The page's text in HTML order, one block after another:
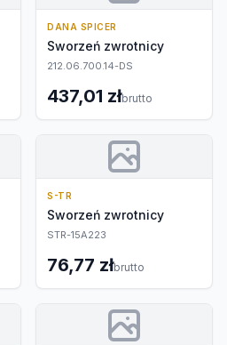
DANA SPICER
Sworzeń zwrotnicy
212.06.700.14-DS
437,01 złbrutto
S-TR
Sworzeń zwrotnicy
STR-15A223
76,77 złbrutto